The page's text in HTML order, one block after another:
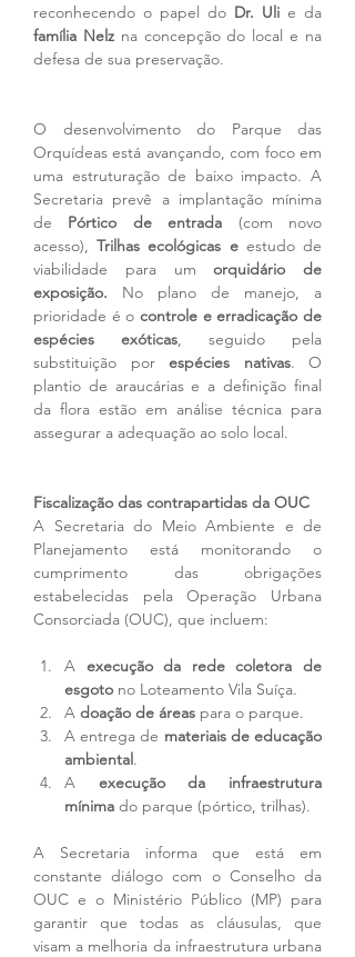
reconhecendo o papel do Dr. Uli
família Nelz na concepção do local e na
defesa de sua preservação.
O desenvolvimento do Parque das
Orquídeas está avançando, com foco em
uma estruturação de baixo impacto. A
Secretaria prevê a implantação mínima
de Pórtico de entrada (com novo
acesso), Trilhas ecológicas e estudo de
viabilidade para um orquidário de
exposição. No plano de manejo, a
prioridade é o controle e erradicação de
espécies exóticas, seguido pela
substituição por espécies nativas. O
plantio de araucárias e a definição final
da flora estão em análise técnica para
assegurar a adequação ao solo local.
Fiscalização das contrapartidas da OUC
A Secretaria do Meio Ambiente e de
Planejamento está monitorando o
cumprimento das obrigações
estabelecidas pela Operação Urbana
Consorciada (OUC), que incluem:
A execução da rede coletora de
esgoto no Loteamento Vila Suíça.
A doação de áreas para o parque.
A entrega de materiais de educação
ambiental.
A execução da infraestrutura
mínima do parque (pórtico, trilhas).
A Secretaria informa que está em
constante diálogo com o Conselho da
OUC e o Ministério Público (MP) para
garantir que todas as cláusulas, que
visam a melhoria da infraestrutura urbana